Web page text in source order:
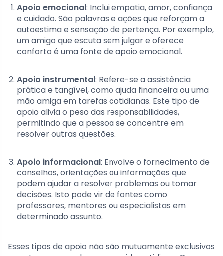
Apoio emocional: Inclui empatia, amor, confiança
e cuidado. São palavras e ações que reforçam a
autoestima e sensação de pertença. Por exemplo,
um amigo que escuta sem julgar e oferece
conforto é uma fonte de apoio emocional.
Apoio instrumental: Refere-se a assistência
prática e tangível, como ajuda financeira ou uma
mão amiga em tarefas cotidianas. Este tipo de
apoio alivia o peso das responsabilidades,
permitindo que a pessoa se concentre em
resolver outras questões.
Apoio informacional: Envolve o fornecimento de
conselhos, orientações ou informações que
podem ajudar a resolver problemas ou tomar
decisões. Isto pode vir de fontes como
professores, mentores ou especialistas em
determinado assunto.
Esses tipos de apoio não são mutuamente exclusivos